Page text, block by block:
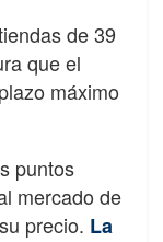
de 39
que el
máximo
puntos
mercado de
precio. La